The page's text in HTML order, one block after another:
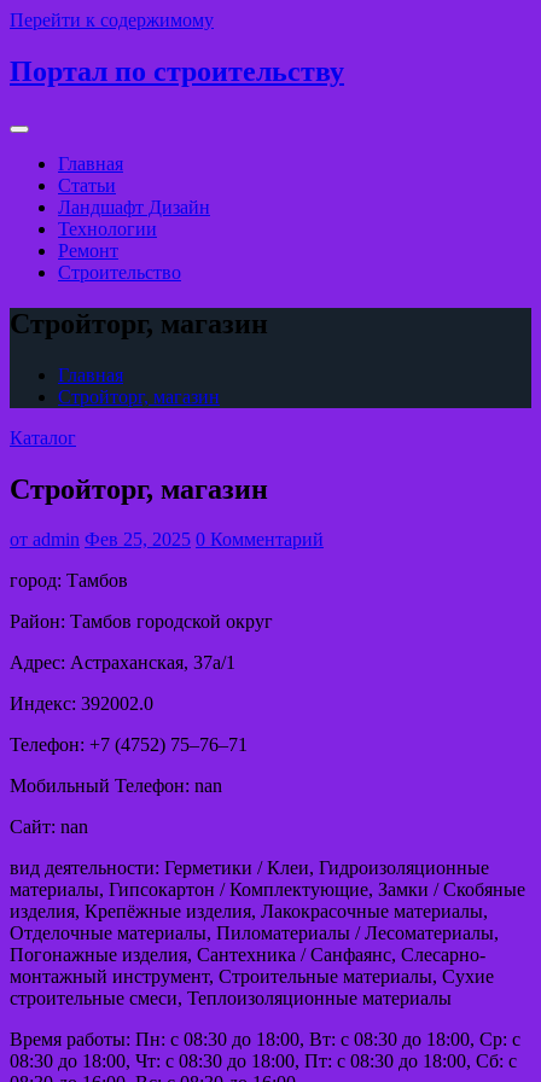
Перейти к содержимому
Портал по строительству
Главная
Статьи
Ландшафт Дизайн
Технологии
Ремонт
Строительство
Стройторг, магазин
Главная
Стройторг, магазин
Каталог
Стройторг, магазин
от admin Фев 25, 2025 0 Комментарий
город: Тамбов
Район: Тамбов городской округ
Адрес: Астраханская, 37а/1
Индекс: 392002.0
Телефон: +7 (4752) 75‒76‒71
Мобильный Телефон: nan
Сайт: nan
вид деятельности: Герметики / Клеи, Гидроизоляционные
материалы, Гипсокартон / Комплектующие, Замки / Скобяные
изделия, Крепёжные изделия, Лакокрасочные материалы,
Отделочные материалы, Пиломатериалы / Лесоматериалы,
Погонажные изделия, Сантехника / Санфаянс, Слесарно-
монтажный инструмент, Строительные материалы, Сухие
строительные смеси, Теплоизоляционные материалы
Время работы: Пн: с 08:30 до 18:00, Вт: с 08:30 до 18:00, Ср: с
08:30 до 18:00, Чт: с 08:30 до 18:00, Пт: с 08:30 до 18:00, Сб: с